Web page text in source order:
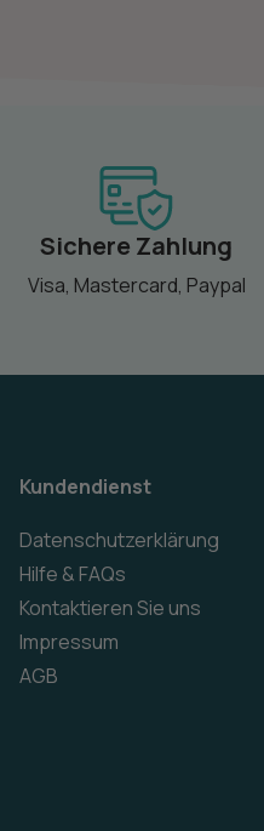
Sichere Zahlung
Visa, Mastercard, Paypal
Kundendienst
Datenschutzerklärung
Hilfe & FAQs
Kontaktieren Sie uns
Impressum
AGB